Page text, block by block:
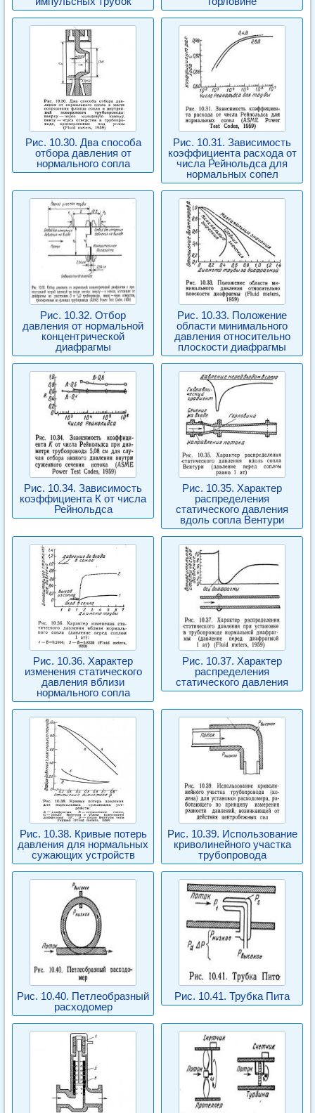
Рис. 10.30. Два способа
отбора давления от
нормального сопла
Рис. 10.31. Зависимость
коэффициента расхода от
числа Рейнольдса для
нормальных сопел
Рис. 10.32. Отбор
давления от нормальной
концентрической
диафрагмы
Рис. 10.33. Положение
области минимального
давления относительно
плоскости диафрагмы
Рис. 10.34. Зависимость
коэффициента К от числа
Рейнольдса
Рис. 10.35. Характер
распределения
статического давления
вдоль сопла Вентури
Рис. 10.36. Характер
изменения статического
давления вблизи
нормального сопла
Рис. 10.37. Характер
распределения
статического давления
Рис. 10.38. Кривые потерь
давления для нормальных
сужающих устройств
Рис. 10.39. Использование
криволинейного участка
трубопровода
Рис. 10.40. Петлеобразный
расходомер
Рис. 10.41. Трубка Пита